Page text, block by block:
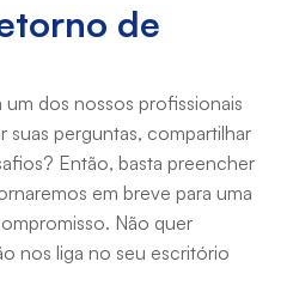
de
dos nossos profissionais
suas perguntas, compartilhar
Então, basta preencher
em breve para uma
Não quer
nos liga no seu escritório